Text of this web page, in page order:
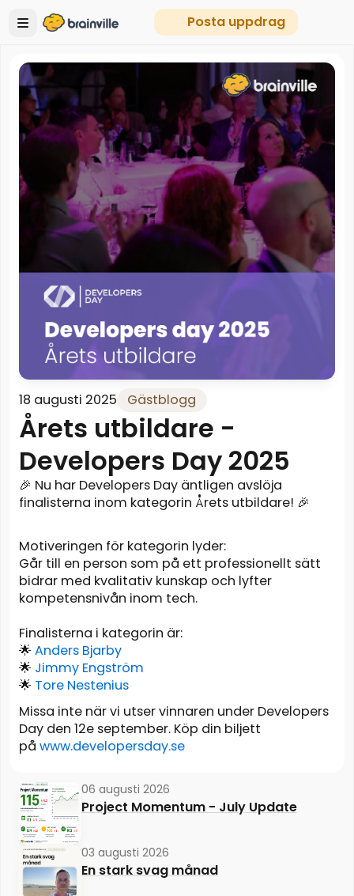
Posta uppdrag
18 augusti 2025 Gästblogg
Årets utbildare -
Developers Day 2025
🎉 Nu har Developers Day äntligen avslöja
finalisterna inom kategorin Årets utbildare! 🎉
Motiveringen för kategorin lyder:
Går till en person som på ett professionellt sätt
bidrar med kvalitativ kunskap och lyfter
kompetensnivån inom tech.
Finalisterna i kategorin är:
🌟 Anders Bjarby
🌟 Jimmy Engström
🌟 Tore Nestenius
Missa inte när vi utser vinnaren under Developers
Day den 12e september. Köp din biljett
på www.developersday.se
06 augusti 2026
Project Momentum - July Update
03 augusti 2026
En stark svag månad